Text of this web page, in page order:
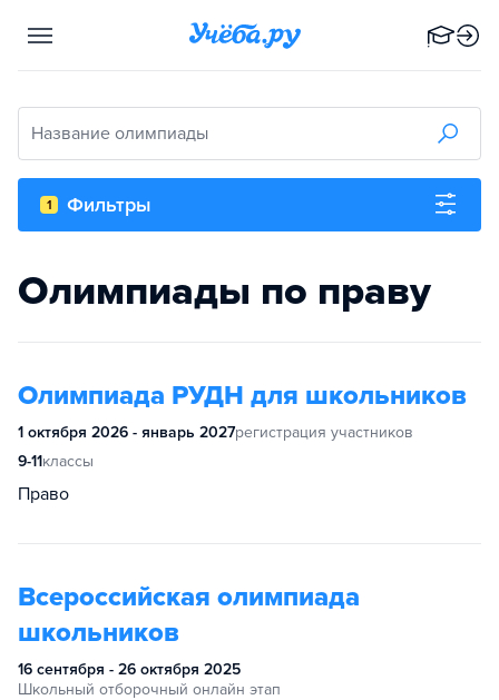
Название олимпиады
1 Фильтры
Олимпиады по праву
Олимпиада РУДН для школьников
1 октября 2026 - январь 2027регистрация участников
9-11классы
Право
Всероссийская олимпиада
школьников
16 сентября - 26 октября 2025
Школьный отборочный онлайн этап